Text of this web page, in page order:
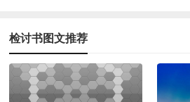
检讨书图文推荐